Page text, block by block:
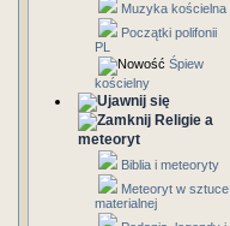
Muzyka kościelna
Początki polifonii
PL
Śpiew
kościelny
Religie a
meteoryt
Biblia i meteoryty
Meteoryt w sztuce
materialnej